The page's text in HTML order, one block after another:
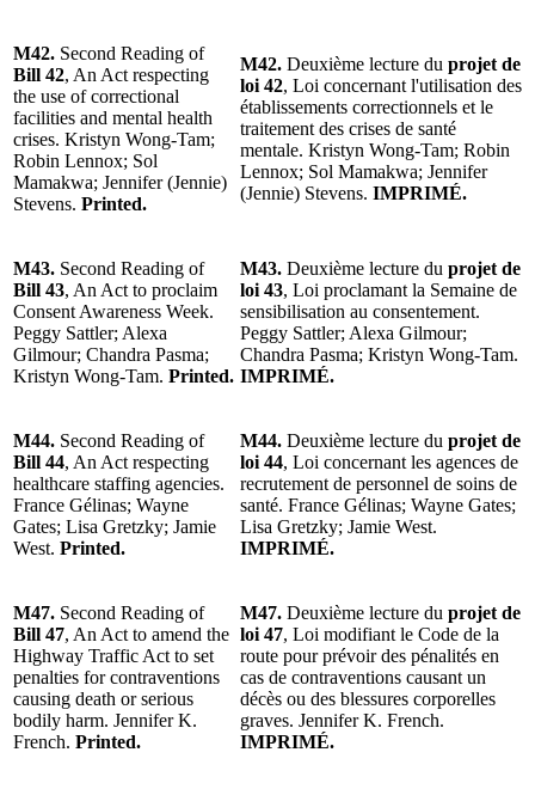
M42. Second Reading of
Bill 42, An Act respecting
the use of correctional
facilities and mental health
crises. Kristyn Wong-Tam;
Robin Lennox; Sol
Mamakwa; Jennifer (Jennie)
Stevens. Printed.
M42. Deuxième lecture du projet de
loi 42, Loi concernant l'utilisation des
établissements correctionnels et le
traitement des crises de santé
mentale. Kristyn Wong-Tam; Robin
Lennox; Sol Mamakwa; Jennifer
(Jennie) Stevens. IMPRIMÉ.
M43. Second Reading of
Bill 43, An Act to proclaim
Consent Awareness Week.
Peggy Sattler; Alexa
Gilmour; Chandra Pasma;
Kristyn Wong-Tam. Printed.
M43. Deuxième lecture du projet de
loi 43, Loi proclamant la Semaine de
sensibilisation au consentement.
Peggy Sattler; Alexa Gilmour;
Chandra Pasma; Kristyn Wong-Tam.
IMPRIMÉ.
M44. Second Reading of
Bill 44, An Act respecting
healthcare staffing agencies.
France Gélinas; Wayne
Gates; Lisa Gretzky; Jamie
West. Printed.
M44. Deuxième lecture du projet de
loi 44, Loi concernant les agences de
recrutement de personnel de soins de
santé. France Gélinas; Wayne Gates;
Lisa Gretzky; Jamie West.
IMPRIMÉ.
M47. Second Reading of
Bill 47, An Act to amend the
Highway Traffic Act to set
penalties for contraventions
causing death or serious
bodily harm. Jennifer K.
French. Printed.
M47. Deuxième lecture du projet de
loi 47, Loi modifiant le Code de la
route pour prévoir des pénalités en
cas de contraventions causant un
décès ou des blessures corporelles
graves. Jennifer K. French.
IMPRIMÉ.